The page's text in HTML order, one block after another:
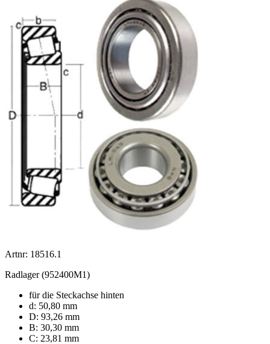
Artnr: 18516.1
Radlager (952400M1)
für die Steckachse hinten
d: 50,80 mm
D: 93,26 mm
B: 30,30 mm
C: 23,81 mm